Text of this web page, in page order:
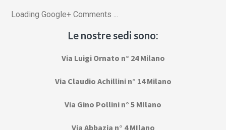
Loading Google+ Comments ...
Le nostre sedi sono:
Via Luigi Ornato n° 24 Milano
Via Claudio Achillini n° 14 Milano
Via Gino Pollini n° 5 MIlano
Via Abbazia n° 4 MIlano